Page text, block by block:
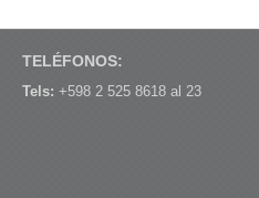
TELÉFONOS:
Tels: +598 2 525 8618 al 23